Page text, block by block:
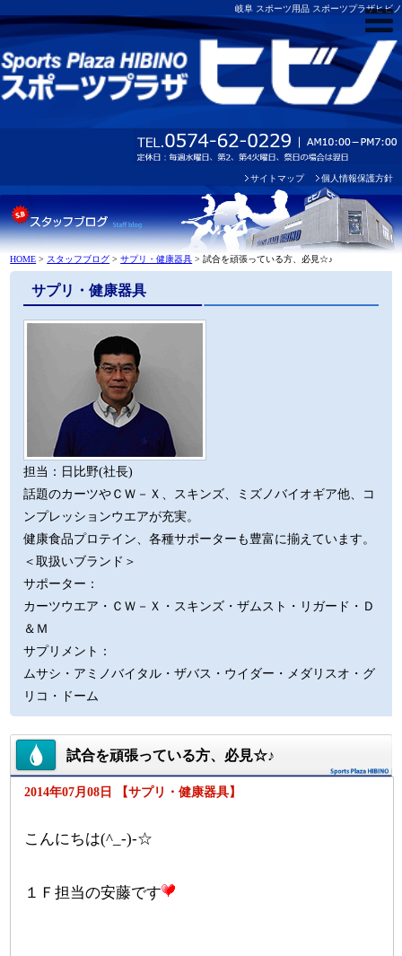
岐阜 スポーツ用品 スポーツプラザヒビノ
サイトマップ 個人情報保護方針
HOME > スタッフブログ >サプリ・健康器具 >試合を頑張っている方、必見☆♪
サプリ・健康器具
担当：日比野(社長)
話題のカーツやＣＷ－Ｘ、スキンズ、ミズノバイオギア他、コ
ンプレッションウエアが充実。
健康食品プロテイン、各種サポーターも豊富に揃えています。
＜取扱いブランド＞
サポーター：
カーツウエア・ＣＷ－Ｘ・スキンズ・ザムスト・リガード・Ｄ
＆Ｍ
サプリメント：
ムサシ・アミノバイタル・ザバス・ウイダー・メダリスオ・グ
リコ・ドーム
試合を頑張っている方、必見☆♪
2014年07月08日 【サプリ・健康器具】
こんにちは(^_-)-☆
１Ｆ担当の安藤です